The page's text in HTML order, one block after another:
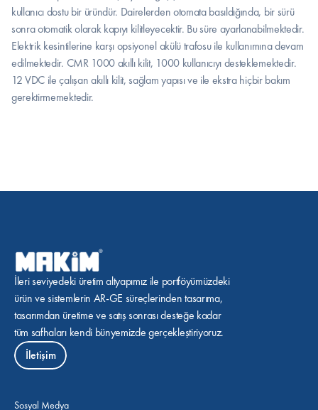
kullanıcı dostu bir üründür. Dairelerden otomata basıldığında, bir sürü
sonra otomatik olarak kapıyı kilitleyecektir. Bu süre ayarlanabilmektedir.
Elektrik kesintilerine karşı opsiyonel akülü trafosu ile kullanımına devam
edilmektedir. CMR 1000 akıllı kilit, 1000 kullanıcıyı desteklemektedir.
12 VDC ile çalışan akıllı kilit, sağlam yapısı ve ile ekstra hiçbir bakım
gerektirmemektedir.
İleri seviyedeki üretim altyapımız ile portföyümüzdeki
ürün ve sistemlerin AR-GE süreçlerinden tasarıma,
tasarımdan üretime ve satış sonrası desteğe kadar
tüm safhaları kendi bünyemizde gerçekleştiriyoruz.
İletişim
Sosyal Medya